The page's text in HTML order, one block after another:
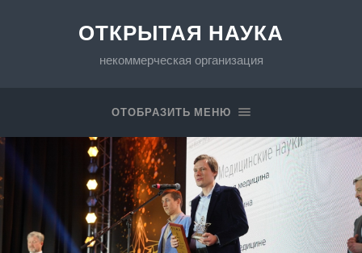
ОТКРЫТАЯ НАУКА
некоммерческая организация
ОТОБРАЗИТЬ МЕНЮ